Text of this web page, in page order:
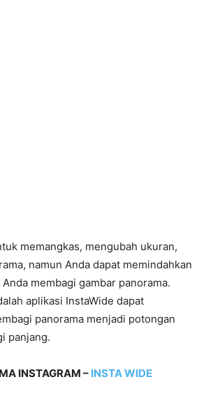
memangkas, mengubah ukuran,
namun Anda dapat memindahkan
membagi gambar panorama.
aplikasi InstaWide dapat
panorama menjadi potongan
panjang.
INSTAGRAM – INSTA WIDE